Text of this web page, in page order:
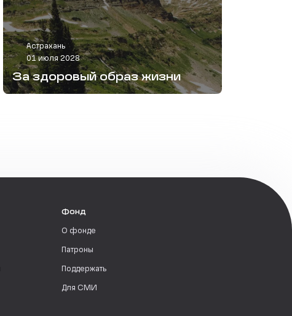
Астрахань
01 июля 2028
За здоровый образ жизни
Фонд
О фонде
Патроны
Поддержать
Для СМИ